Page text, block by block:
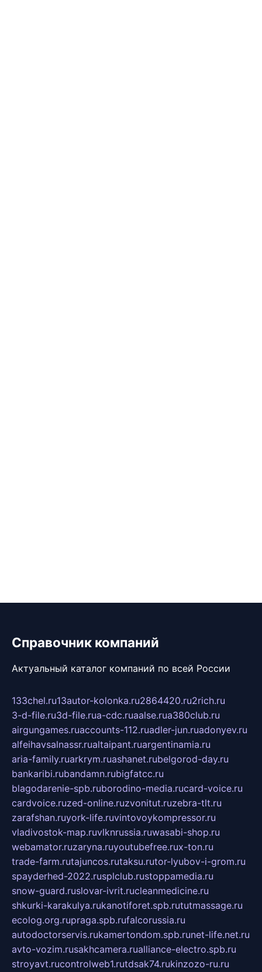
Справочник компаний
Актуальный каталог компаний по всей России
133chel.ru13autor-kolonka.ru2864420.ru2rich.ru
3-d-file.ru3d-file.rua-cdc.ruaalse.rua380club.ru
airgungames.ruaccounts-112.ruadler-jun.ruadonyev.ru
alfeihavsalnassr.rualtaipant.ruargentinamia.ru
aria-family.ruarkrym.ruashanet.rubelgorod-day.ru
bankaribi.rubandamn.rubigfatcc.ru
blagodarenie-spb.ruborodino-media.rucard-voice.ru
cardvoice.ruzed-online.ruzvonitut.ruzebra-tlt.ru
zarafshan.ruyork-life.ruvintovoykompressor.ru
vladivostok-map.ruvlknrussia.ruwasabi-shop.ru
webamator.ruzaryna.ruyoutubefree.rux-ton.ru
trade-farm.rutajuncos.rutaksu.rutor-lyubov-i-grom.ru
spayderhed-2022.rusplclub.rustoppamedia.ru
snow-guard.ruslovar-ivrit.rucleanmedicine.ru
shkurki-karakulya.rukanotiforet.spb.rututmassage.ru
ecolog.org.rupraga.spb.rufalcorussia.ru
autodoctorservis.rukamertondom.spb.runet-life.net.ru
avto-vozim.rusakhcamera.rualliance-electro.spb.ru
stroyavt.rucontrolweb1.rutdsak74.rukinzozo-ru.ru